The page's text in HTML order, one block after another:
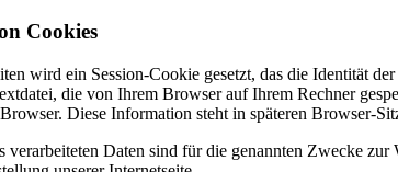
Cookies
wird ein Session-Cookie gesetzt, das die Identität
die von Ihrem Browser auf Ihrem Rechner
Diese Information steht in späteren Browser-
verarbeiteten Daten sind für die genannten Zwecke